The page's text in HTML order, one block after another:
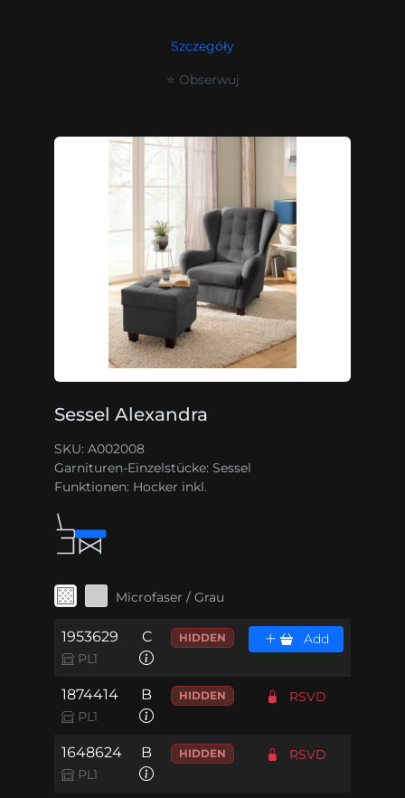
Szczegóły
⭐ Obserwuj
Sessel Alexandra
SKU: A002008
Garnituren-Einzelstücke: Sessel
Funktionen: Hocker inkl.
Microfaser / Grau
1953629
PL1
C HIDDEN Add
1874414
PL1
B HIDDEN RSVD
1648624
PL1
B HIDDEN RSVD